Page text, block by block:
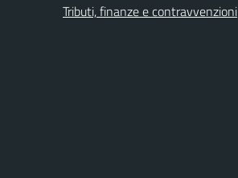
Tributi, finanze e contravvenzioni